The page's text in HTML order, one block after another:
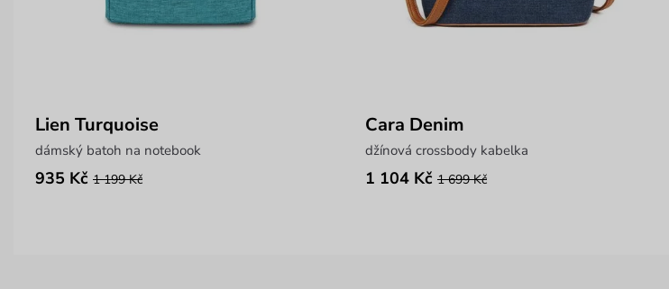
Lien Turquoise
dámský batoh na notebook
935 Kč 1 199 Kč
Cara Denim
džínová crossbody kabelka
1 104 Kč 1 699 Kč